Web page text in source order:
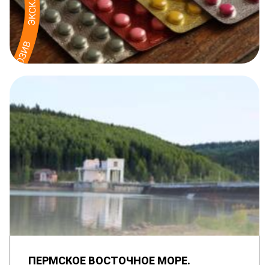
ПЕРМСКОЕ ВОСТОЧНОЕ МОРЕ.